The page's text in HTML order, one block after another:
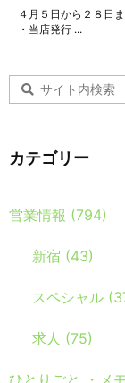
４月５日から２８日
・当店発行 ...
カテゴリー
営業情報 (794)
新宿 (43)
スペシャル
求人 (75)
ひとりごと ・メ